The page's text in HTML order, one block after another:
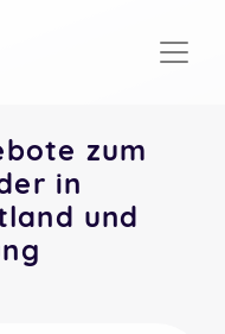
zum
in
und